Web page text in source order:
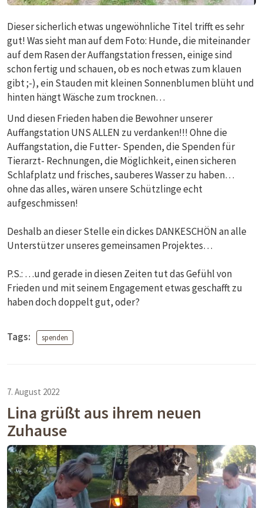
Dieser sicherlich etwas ungewöhnliche Titel trifft es sehr
gut! Was sieht man auf dem Foto: Hunde, die miteinander
auf dem Rasen der Auffangstation fressen, einige sind
schon fertig und schauen, ob es noch etwas zum klauen
gibt ;-), ein Stauden mit kleinen Sonnenblumen blüht und
hinten hängt Wäsche zum trocknen…
Und diesen Frieden haben die Bewohner unserer
Auffangstation UNS ALLEN zu verdanken!!! Ohne die
Auffangstation, die Futter- Spenden, die Spenden für
Tierarzt- Rechnungen, die Möglichkeit, einen sicheren
Schlafplatz und frisches, sauberes Wasser zu haben…
ohne das alles, wären unsere Schützlinge echt
aufgeschmissen!
Deshalb an dieser Stelle ein dickes DANKESCHÖN an alle
Unterstützer unseres gemeinsamen Projektes…
P.S.: …und gerade in diesen Zeiten tut das Gefühl von
Frieden und mit seinem Engagement etwas geschafft zu
haben doch doppelt gut, oder?
Tags: spenden
7. August 2022
Lina grüßt aus ihrem neuen
Zuhause